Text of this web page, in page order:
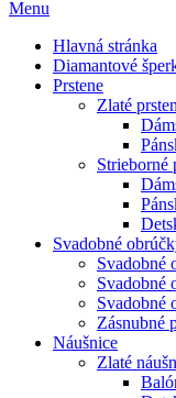
Menu
Hlavná stránka
Diamantové
Prstene
Zlaté
Strieborné
Svadobné
Svadobné
Svadobné
Svadobné
Zásnubné
Náušnice
Zlaté